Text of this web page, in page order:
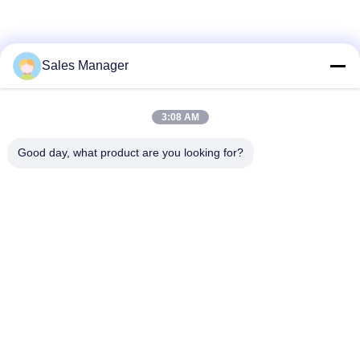
Sales Manager
3:08 AM
Good day, what product are you looking for?